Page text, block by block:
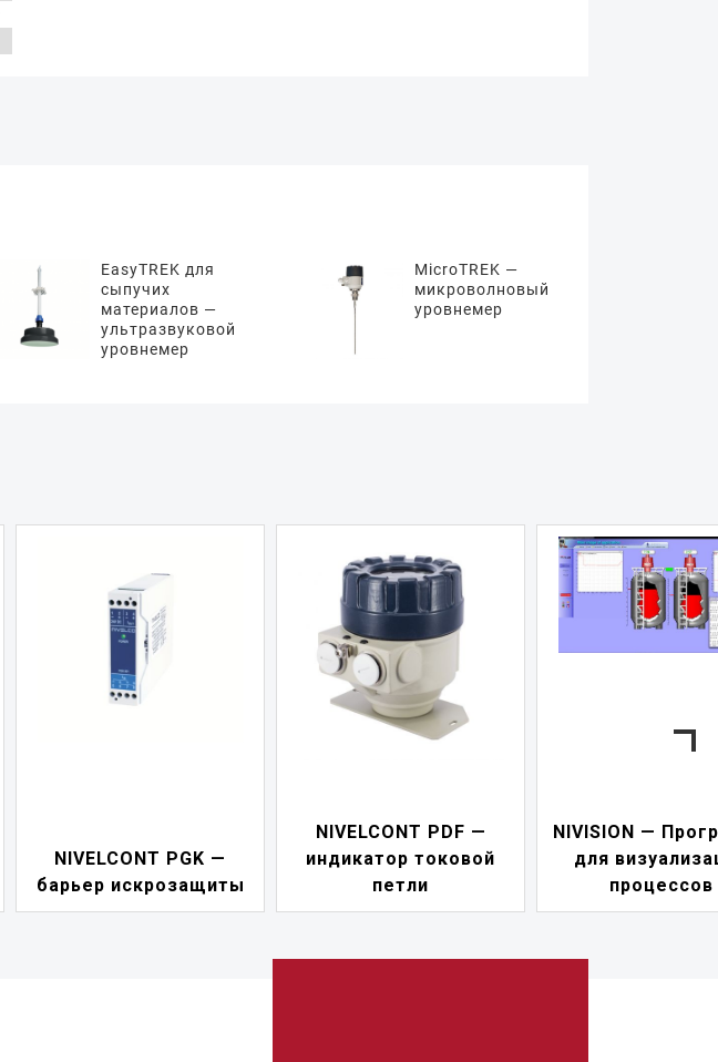
EasyTREK для
сыпучих
материалов —
ультразвуковой
уровнемер
MicroTREK —
микроволновый
уровнемер
индикатор токовой
петли
NIVISION — Программа
для визуализации
процессов
NIPOWER —
питания